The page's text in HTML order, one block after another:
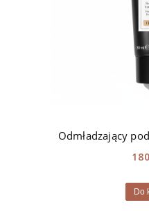
Odmładzający
Do